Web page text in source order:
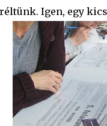
Igen, egy